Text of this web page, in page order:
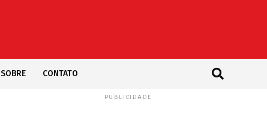
SOBRE CONTATO
PUBLICIDADE